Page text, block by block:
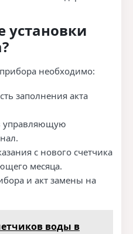
установки
необходимо:
заполнения акта
управляющую
с нового счетчика
месяца.
и акт замены на
воды в